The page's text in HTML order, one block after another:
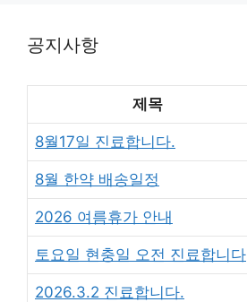
공지사항
제목
8월17일 진료합니다.
8월 한약 배송일정
2026 여름휴가 안내
토요일 현충일 오전 진료합니다
2026.3.2 진료합니다.